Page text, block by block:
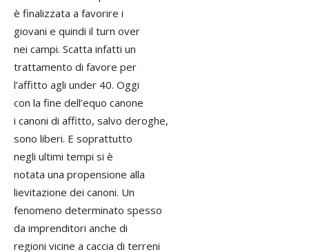
è finalizzata a favorire i
giovani e quindi il turn over
nei campi. Scatta infatti un
trattamento di favore per
l’affitto agli under 40. Oggi
con la fine dell’equo canone
i canoni di affitto, salvo deroghe,
sono liberi. E soprattutto
negli ultimi tempi si è
notata una propensione alla
lievitazione dei canoni. Un
fenomeno determinato spesso
da imprenditori anche di
regioni vicine a caccia di terreni